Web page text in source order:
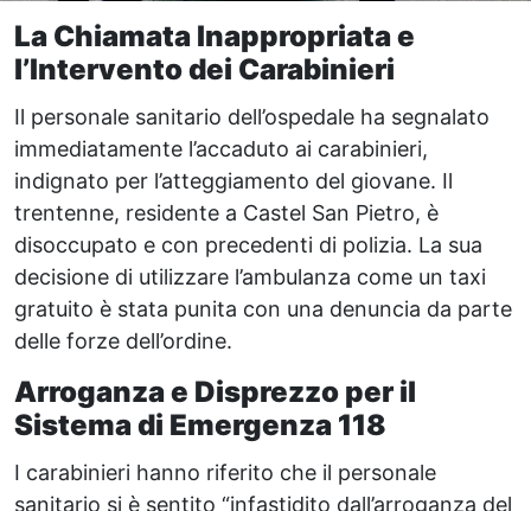
La Chiamata Inappropriata e
l’Intervento dei Carabinieri
Il personale sanitario dell’ospedale ha segnalato
immediatamente l’accaduto ai carabinieri,
indignato per l’atteggiamento del giovane. Il
trentenne, residente a Castel San Pietro, è
disoccupato e con precedenti di polizia. La sua
decisione di utilizzare l’ambulanza come un taxi
gratuito è stata punita con una denuncia da parte
delle forze dell’ordine.
Arroganza e Disprezzo per il
Sistema di Emergenza 118
I carabinieri hanno riferito che il personale
sanitario si è sentito “infastidito dall’arroganza del